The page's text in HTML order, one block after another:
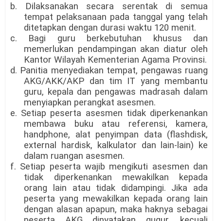
b. Dilaksanakan secara serentak di semua
tempat pelaksanaan pada tanggal yang telah
ditetapkan dengan durasi waktu 120 menit.
c. Bagi guru berkebutuhan khusus dan
memerlukan pendampingan akan diatur oleh
Kantor Wilayah Kementerian Agama Provinsi.
d. Panitia menyediakan tempat, pengawas ruang
AKG/AKK/AKP dan tim IT yang membantu
guru, kepala dan pengawas madrasah dalam
menyiapkan perangkat asesmen.
e. Setiap peserta asesmen tidak diperkenankan
membawa buku atau referensi, kamera,
handphone, alat penyimpan data (flashdisk,
external hardisk, kalkulator dan lain-lain) ke
dalam ruangan asesmen.
f. Setiap peserta wajib mengikuti asesmen dan
tidak diperkenankan mewakilkan kepada
orang lain atau tidak didampingi. Jika ada
peserta yang mewakilkan kepada orang lain
dengan alasan apapun, maka haknya sebagai